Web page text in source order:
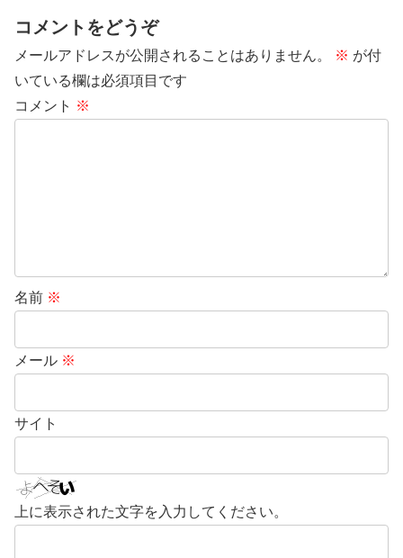
コメントをどうぞ
メールアドレスが公開されることはありません。 ※ が付
いている欄は必須項目です
コメント ※
名前 ※
メール ※
サイト
上に表示された文字を入力してください。